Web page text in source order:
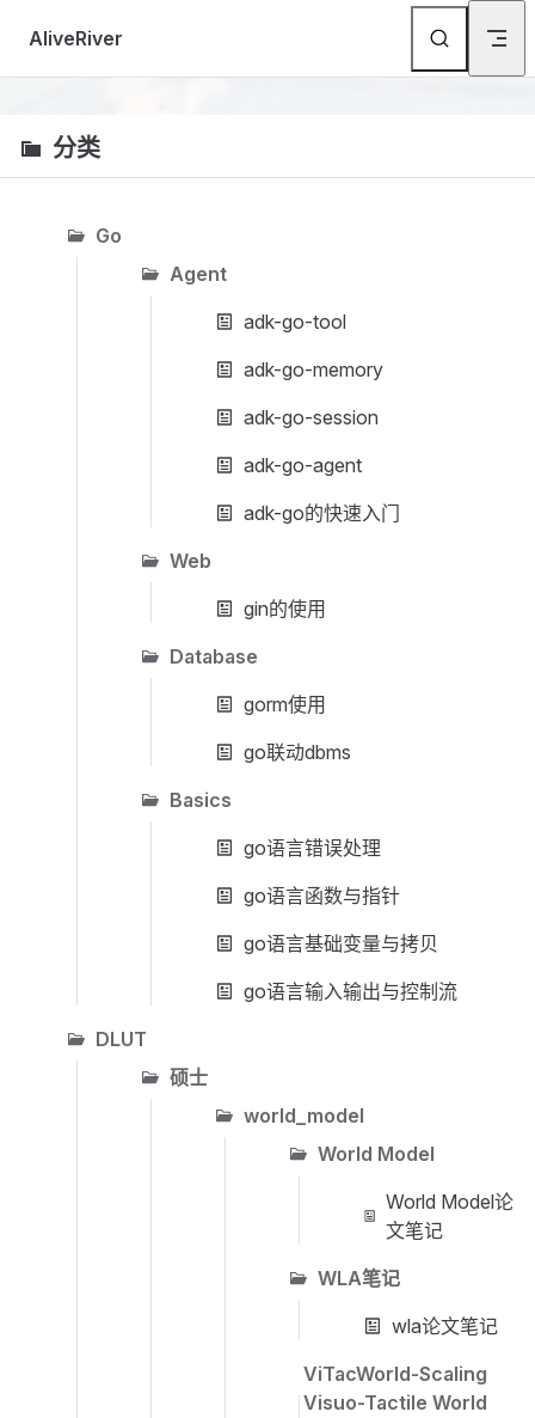
Skip to content
AliveRiver
分类
Go
Agent
adk-go-tool
adk-go-memory
adk-go-session
adk-go-agent
adk-go的快速入门
Web
gin的使用
Database
gorm使用
go联动dbms
Basics
go语言错误处理
go语言函数与指针
go语言基础变量与拷贝
go语言输入输出与控制流
DLUT
硕士
world_model
World Model
World Model论
文笔记
WLA笔记
wla论文笔记
ViTacWorld-Scaling
Visuo-Tactile World